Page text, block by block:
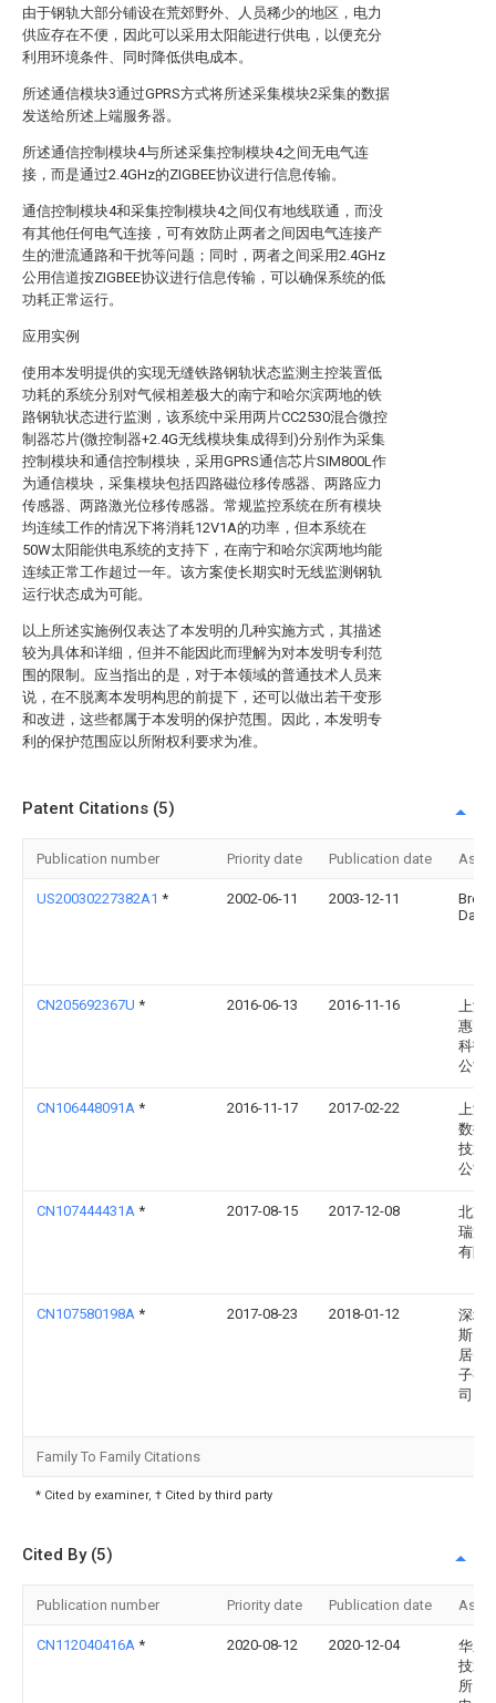
由于钢轨大部分铺设在荒郊野外、人员稀少的地区，电力
供应存在不便，因此可以采用太阳能进行供电，以便充分
利用环境条件、同时降低供电成本。
所述通信模块3通过GPRS方式将所述采集模块2采集的数据
发送给所述上端服务器。
所述通信控制模块4与所述采集控制模块4之间无电气连
接，而是通过2.4GHz的ZIGBEE协议进行信息传输。
通信控制模块4和采集控制模块4之间仅有地线联通，而没
有其他任何电气连接，可有效防止两者之间因电气连接产
生的泄流通路和干扰等问题；同时，两者之间采用2.4GHz
公用信道按ZIGBEE协议进行信息传输，可以确保系统的低
功耗正常运行。
应用实例
使用本发明提供的实现无缝铁路钢轨状态监测主控装置低
功耗的系统分别对气候相差极大的南宁和哈尔滨两地的铁
路钢轨状态进行监测，该系统中采用两片CC2530混合微控
制器芯片(微控制器+2.4G无线模块集成得到)分别作为采集
控制模块和通信控制模块，采用GPRS通信芯片SIM800L作
为通信模块，采集模块包括四路磁位移传感器、两路应力
传感器、两路激光位移传感器。常规监控系统在所有模块
均连续工作的情况下将消耗12V1A的功率，但本系统在
50W太阳能供电系统的支持下，在南宁和哈尔滨两地均能
连续正常工作超过一年。该方案使长期实时无线监测钢轨
运行状态成为可能。
以上所述实施例仅表达了本发明的几种实施方式，其描述
较为具体和详细，但并不能因此而理解为对本发明专利范
围的限制。应当指出的是，对于本领域的普通技术人员来
说，在不脱离本发明构思的前提下，还可以做出若干变形
和改进，这些都属于本发明的保护范围。因此，本发明专
利的保护范围应以所附权利要求为准。
Patent Citations (5)
Publication number Priority date Publication date
US20030227382A1 * 2002-06-11 2003-12-11
Breed
CN205692367U * 2016-06-13 2016-11-16
上海
惠智
科技
公司
CN106448091A * 2016-11-17 2017-02-22
上海
数据
技术
公司
CN107444431A * 2017-08-15 2017-12-08
北京
瑞通
有限
CN107580198A * 2017-08-23 2018-01-12
深圳
斯贝
居智
子有
司
Family To Family Citations
* Cited by examiner, † Cited by third party
Cited By (5)
Publication number Priority date Publication date
CN112040416A * 2020-08-12 2020-12-04
华东
技术
所（